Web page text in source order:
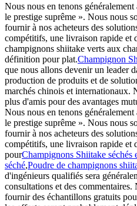
Nous nous en tenons
le prestige suprême ». Nous nous
fournir à nos acheteurs des
compétitifs, une livraison rapide et
champignons shiitake verts aux
définition pour plat.Champignon
que nous allons devenir un leader
production de produits et de
marchés chinois et internationaux.
plus d'amis pour des avantages
Nous nous en tenons
le prestige suprême ». Nous nous
fournir à nos acheteurs des
compétitifs, une livraison rapide et
pourChampignons Shiitake séchés
séché,Poudre de champignons
d'ingénieurs qualifiés sera
consultations et des
fournir des échantillons gratuits